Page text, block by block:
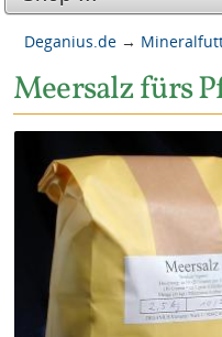
Deganius.de →
Meersalz fürs